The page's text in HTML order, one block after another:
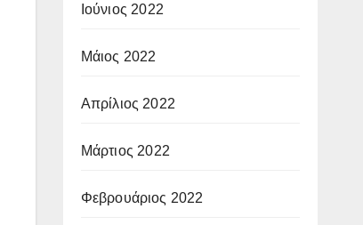
Ιούνιος 2022
Μάιος 2022
Απρίλιος 2022
Μάρτιος 2022
Φεβρουάριος 2022